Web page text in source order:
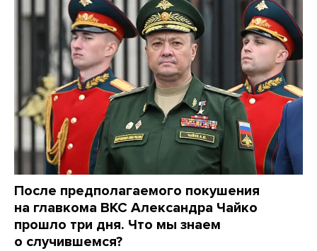
После предполагаемого покушения
на главкома ВКС Александра Чайко
прошло три дня. Что мы знаем
о случившемся?